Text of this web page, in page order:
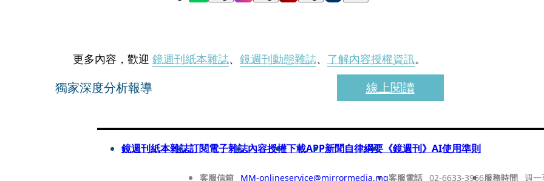
更多內容，歡迎 鏡週刊紙本雜誌、 鏡週刊動態雜誌、 了解內容授權資訊。
獨家深度分析報導 線上閱讀
鏡週刊紙本雜誌訂閱電子雜誌內容授權下載APP新聞自律綱要 《鏡週刊》AI使用準則
客服信箱 MM-onlineservice@mirrormedia.mg客服電話 02-6633-3966服務時間 週一